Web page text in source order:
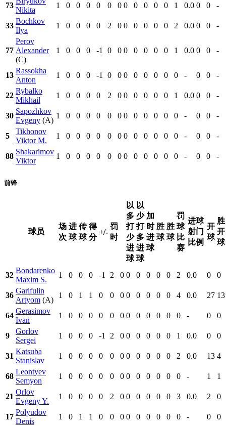
73
Nikita
1 0 0 0 0 0 0 0 0 0 0 0 1 0.0 0 0 -
33
Bochkov
Ilya
1 0 0 0 0 2 0 0 0 0 0 0 2 0.0 0 0 -
77
Perov
Alexander
(C)
1 0 0 0 -1 0 0 0 0 0 0 0 1 0.0 0 0 -
13
Rassokha
Anton
1 0 0 0 -1 0 0 0 0 0 0 0 0 - 0 0 -
22
Rybalko
Mikhail
1 0 0 0 0 2 0 0 0 0 0 0 1 0.0 0 0 -
30
Sapozhkov
Evgeny (A)
1 0 0 0 0 0 0 0 0 0 0 0 0 - 0 0 -
5
Tikhonov
Viktor M.
1 0 0 0 0 0 0 0 0 0 0 0 0 - 0 0 -
88
Shakarimov
Viktor
1 0 0 0 0 0 0 0 0 0 0 0 0 - 0 0 -
前锋
球员
场
次
进
球
传
球
得
分
+/-
罚
时
以
多
打
少
进
球
以
少
打
多
进
球
加
时
进
球
胜
球
胜
球
罚
球
比
赛
进球
射门
比例
开
球
胜
开
球
32
Bondarenko
Maxim S.
1 0 0 0 -1 2 0 0 0 0 0 0 2 0.0 0 0
36
Garifulin
Artyom (A)
1 0 1 1 0 0 0 0 0 0 0 0 4 0.0 27 13
64
Gerasimov
Ivan
1 0 0 0 0 0 0 0 0 0 0 0 0 - 0 0
9
Gorlov
Sergei
1 0 0 0 -1 2 0 0 0 0 0 0 1 0.0 0 0
31
Katsuba
Stanislav
1 0 0 0 0 0 0 0 0 0 0 0 2 0.0 13 4
68
Leontyev
Semyon
1 0 0 0 0 0 0 0 0 0 0 0 0 - 1 1
21
Orlov
Evgeny Y.
1 0 0 0 0 2 0 0 0 0 0 0 3 0.0 2 0
17
Polyudov
Denis
1 0 1 1 0 0 0 0 0 0 0 0 0 - 0 0